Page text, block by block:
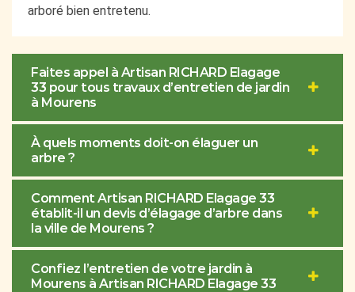
arboré bien entretenu.
Faites appel à Artisan RICHARD Elagage
33 pour tous travaux d’entretien de jardin
à Mourens
À quels moments doit-on élaguer un
arbre ?
Comment Artisan RICHARD Elagage 33
établit-il un devis d’élagage d’arbre dans
la ville de Mourens ?
Confiez l’entretien de votre jardin à
Mourens à Artisan RICHARD Elagage 33